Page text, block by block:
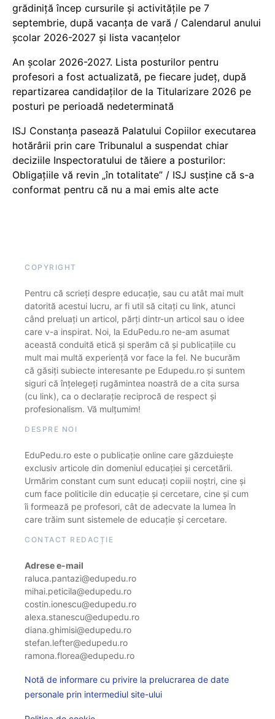
grădiniță încep cursurile și activitățile pe 7
septembrie, după vacanța de vară / Calendarul anului
școlar 2026-2027 și lista vacanțelor
An școlar 2026-2027. Lista posturilor pentru
profesori a fost actualizată, pe fiecare județ, după
repartizarea candidaților de la Titularizare 2026 pe
posturi pe perioadă nedeterminată
ISJ Constanța pasează Palatului Copiilor executarea
hotărârii prin care Tribunalul a suspendat chiar
deciziile Inspectoratului de tăiere a posturilor:
Obligațiile vă revin „în totalitate” / ISJ susține că s-a
conformat pentru că nu a mai emis alte acte
COPYRIGHT
Pentru că scrieți despre educație, sau cu atât mai mult
datorită acestui lucru, ar fi util să citați cu link, atunci
când preluați un articol, părți dintr-un articol sau o idee
care v-a inspirat. Noi, la EduPedu.ro ne-am asumat
această conduită etică și sperăm că și publicațiile cu
mult mai multă experiență vor face la fel. Ne bucurăm
că găsiți subiecte interesante pe Edupedu.ro și suntem
siguri că înțelegeți rugămintea noastră de a cita sursa
(cu link), ca o declarație reciprocă de respect și
profesionalism. Vă mulțumim!
DESPRE NOI
EduPedu.ro este o publicație online care găzduiește
exclusiv articole din domeniul educației și cercetării.
Urmărim constant cum sunt educați copiii noștri, cine și
cum face politicile din educație și cercetare, cine și cum
îi formează pe profesori, cât de adecvate la lumea în
care trăim sunt sistemele de educație și cercetare.
CONTACT REDACȚIE
Adrese e-mail
raluca.pantazi@edupedu.ro
mihai.peticila@edupedu.ro
costin.ionescu@edupedu.ro
alexa.stanescu@edupedu.ro
diana.ghimisi@edupedu.ro
stefan.lefter@edupedu.ro
ramona.florea@edupedu.ro
Notă de informare cu privire la prelucrarea de date
personale prin intermediul site-ului